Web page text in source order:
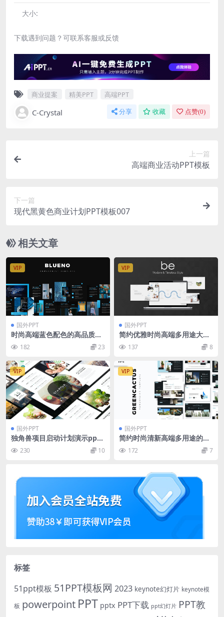
大小:
下载遇到问题？可联系客服或反馈
商业提案 精美PPT 高端PPT
C-Crystal 分享 收藏 点赞(0)
上一篇
高端商业活动PPT模板
下一篇
现代黑黄色商业计划PPT模板007
相关文章
VIP
国外PPT
时尚高端蓝色配色的高品质精
美ppt模板免费下载述职报告p
pt模板powerpoint演示模板
182 23
VIP
国外PPT
简约优雅时尚高端多用途大数
据powerpoint幻灯片演示模
板（pptx）
137 8
VIP
国外PPT
独角兽项目启动计划演示ppt
模板230 10
VIP
国外PPT
简约时尚清新高端多用途的高
品质powerpoint幻灯片演示
模板（pptx）
172 7
标签
51ppt模板 51PPT模板网 2023 keynote幻灯片 keynote模
板 powerpoint PPT pptx PPT下载 ppt幻灯片 PPT教